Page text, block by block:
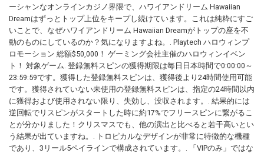
ーシャンなオンラインカジノ界隈で、ハワイアンドリーム Hawaiian
Dreamはずっとトップ上位をキープし続けています。これは純粋にすご
いことで、なぜハワイアンドリーム Hawaiian Dreamがトップの座を不
動のものにしているのか？気になりますよね。. Playtech ハロウィンプ
ロモーション 総額$50,000！ ゲーミング会社主催のハロウィンイベン
ト！ 対象ゲーム. 登録無料スピンの獲得期限は毎日日本時間で0:00:00～
23:59:59です。獲得した登録無料スピンは、獲得後より24時間使用可能
です。獲得されていない未使用の登録無料スピンは、指定の24時間以内
に獲得および使用されない限り、失効し、没収されます。. 結果的には
逆回転でリスピンがスタートした時に約17%でフリースピンに繋がるこ
とが分かりました！クリスマスでも、他の演出と比べると若干高いとい
う結果が出ていますね。. トロピカルなデザインが非常に特徴的な機種
であり、3リール5ペイラインで構成されています。. 「VIPのみ」ではな